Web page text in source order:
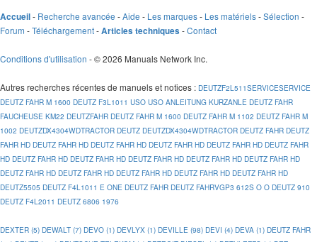
Accueil- Recherche avancée -Aide - Les marques- Les matériels-Sélection -
Forum -Téléchargement-Articles techniques -Contact
Conditions d'utilisation - © 2026 Manuals Network Inc.
Autres recherches récentes de manuels et notices : DEUTZF2L511SERVICESERVICE
DEUTZ FAHR M 1600 DEUTZ F3L1011 USO USO ANLEITUNG KURZANLE DEUTZ FAHR
FAUCHEUSE KM22 DEUTZFAHR DEUTZ FAHR M 1600 DEUTZ FAHR M 1102 DEUTZ FAHR M
1002 DEUTZDX4304WDTRACTOR DEUTZ DEUTZDX4304WDTRACTOR DEUTZ FAHR DEUTZ
FAHR HD DEUTZ FAHR HD DEUTZ FAHR HD DEUTZ FAHR HD DEUTZ FAHR HD DEUTZ FAHR
HD DEUTZ FAHR HD DEUTZ FAHR HD DEUTZ FAHR HD DEUTZ FAHR HD DEUTZ FAHR HD
DEUTZ FAHR HD DEUTZ FAHR HD DEUTZ FAHR HD DEUTZ FAHR HD DEUTZ FAHR HD
DEUTZ5505 DEUTZ F4L1011 E ONE DEUTZ FAHR DEUTZ FAHRVGP3 612S O O DEUTZ 910
DEUTZ F4L2011 DEUTZ 6806 1976
DEXTER (5) DEWALT (7) DEVO (1) DEVLYX (1) DEVILLE (98) DEVI (4) DEVA (1) DEUTZ FAHR